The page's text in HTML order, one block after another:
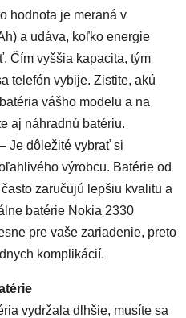
hodnota je meraná v
a udáva, koľko energie
Čím vyššia kapacita, tým
telefón vybije. Zistite, akú
vášho modelu a na
aj náhradnú batériu.
– Je dôležité vybrať si
výrobcu. Batérie od
zaručujú lepšiu kvalitu a
batérie Nokia 2330
pre vaše zariadenie, preto
komplikácií.
vydržala dlhšie, musíte sa